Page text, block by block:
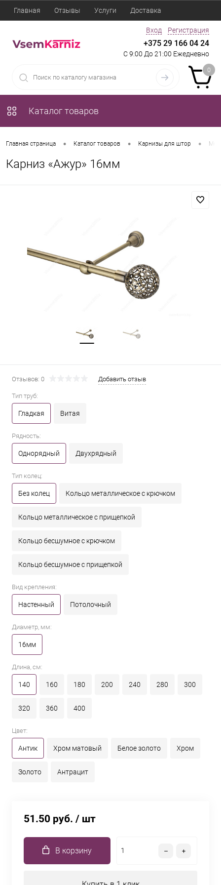
Главная Отзывы Услуги Доставка
Вход Регистрация
+375 29 166 04 24
С 9:00 До 21:00 Ежедневно
0
Каталог товаров
Главная страница • Каталог товаров • Карнизы для штор •
Карниз «Ажур» 16мм
Отзывов: 0 Добавить отзыв
Тип труб:
Гладкая Витая
Рядность:
Однорядный Двухрядный
Тип колец:
Без колец Кольцо металлическое с крючком
Кольцо металлическое с прищепкой
Кольцо бесшумное с крючком
Кольцо бесшумное с прищепкой
Вид крепления:
Настенный Потолочный
Диаметр, мм:
16мм
Длина, см:
140 160 180 200 240 280 300
320 360 400
Цвет:
Антик Хром матовый Белое золото Хром
Золото Антрацит
51.50 руб. / шт
В корзину